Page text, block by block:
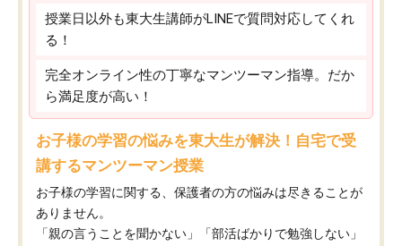
授業日以外も東大生講師がLINEで質問対応してくれ
る！
完全オンライン性の丁寧なマンツーマン指導。だか
ら満足度が高い！
お子様の学習の悩みを東大生が解決！自宅で受
講するマンツーマン授業
お子様の学習に関する、保護者の方の悩みは尽きることが
ありません。
「親の言うことを聞かない」「部活ばかりで勉強しない」